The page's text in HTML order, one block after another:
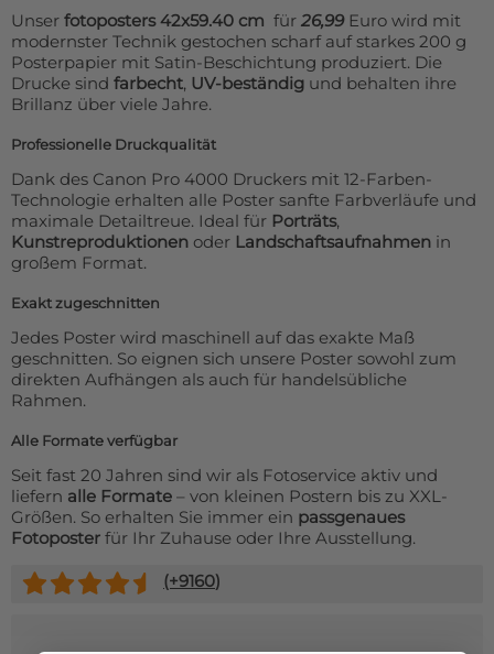
Unser fotoposters 42x59.40 cm für 26,99Euro wird mit
modernster Technik gestochen scharf auf starkes 200 g
Posterpapier mit Satin-Beschichtung produziert. Die
Drucke sind farbecht, UV-beständig und behalten ihre
Brillanz über viele Jahre.
Professionelle Druckqualität
Dank des Canon Pro 4000 Druckers mit 12-Farben-
Technologie erhalten alle Poster sanfte Farbverläufe und
maximale Detailtreue. Ideal für Porträts,
Kunstreproduktionen oder Landschaftsaufnahmen in
großem Format.
Exakt zugeschnitten
Jedes Poster wird maschinell auf das exakte Maß
geschnitten. So eignen sich unsere Poster sowohl zum
direkten Aufhängen als auch für handelsübliche
Rahmen.
Alle Formate verfügbar
Seit fast 20 Jahren sind wir als Fotoservice aktiv und
liefern alle Formate – von kleinen Postern bis zu XXL-
Größen. So erhalten Sie immer ein passgenaues
Fotoposter für Ihr Zuhause oder Ihre Ausstellung.
(+9160)